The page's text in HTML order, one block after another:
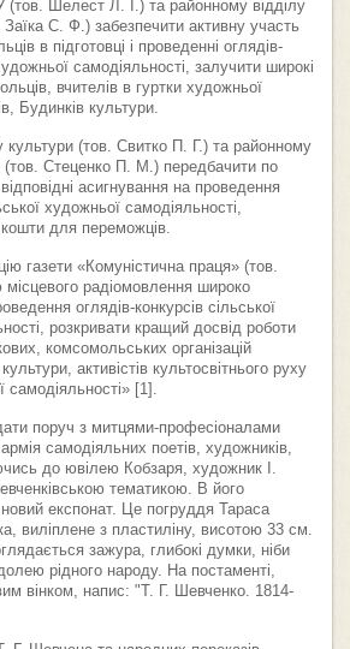
Шелест Л. І.) та районному відділу
Заїка С. Ф.) забезпечити активну участь
в підготовці і проведенні оглядів-
самодіяльності, залучити широкі
вчителів в гуртки художньої
Будинків культури.
культури (тов. Свитко П. Г.) та районному
(тов. Стеценко П. М.) передбачити по
асигнування на проведення
художньої самодіяльності,
кошти для переможців.
газети «Комуністична праця» (тов.
місцевого радіомовлення широко
оглядів-конкурсів сільської
розкривати кращий досвід роботи
комсомольських організацій
активістів культосвітнього руху
самодіяльності» [1].
поруч з митцями-професіоналами
самодіяльних поетів, художників,
до ювілею Кобзаря, художник І.
тематикою. В його
експонат. Це погруддя Тараса
виліплене з пластиліну, висотою 33 см.
зажура, глибокі думки, ніби
рідного народу. На постаменті,
вінком, напис: "Т. Г. Шевченко. 1814-